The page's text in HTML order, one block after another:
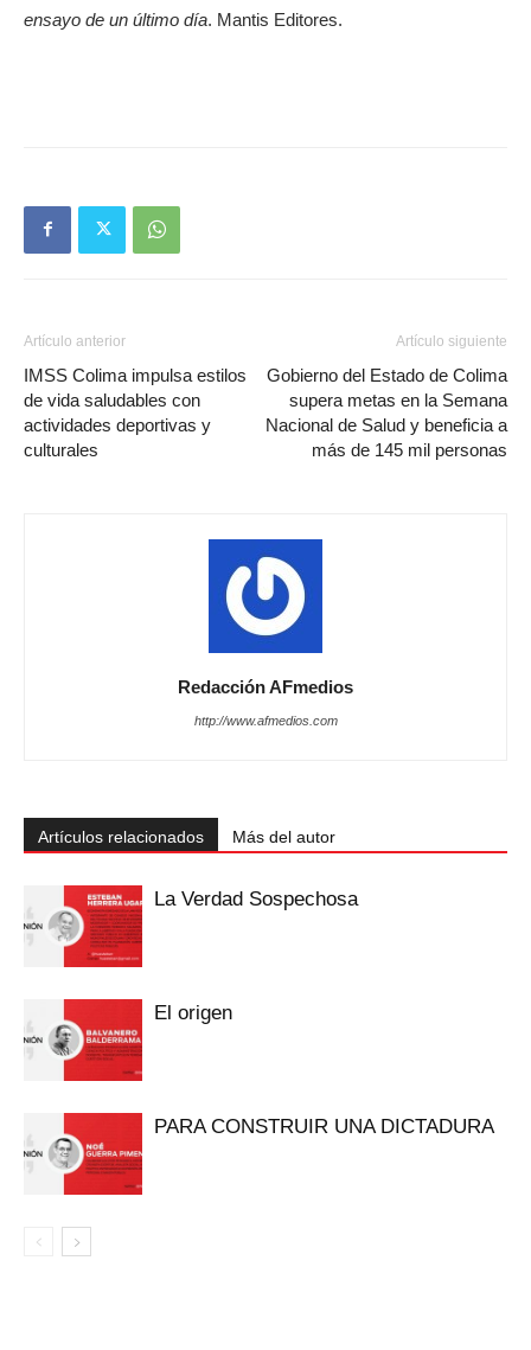
ensayo de un último día. Mantis Editores.
Artículo anterior
IMSS Colima impulsa estilos
de vida saludables con
actividades deportivas y
culturales
Artículo siguiente
Gobierno del Estado de Colima
supera metas en la Semana
Nacional de Salud y beneficia a
más de 145 mil personas
Redacción AFmedios
http://www.afmedios.com
Artículos relacionados Más del autor
La Verdad Sospechosa
El origen
PARA CONSTRUIR UNA DICTADURA